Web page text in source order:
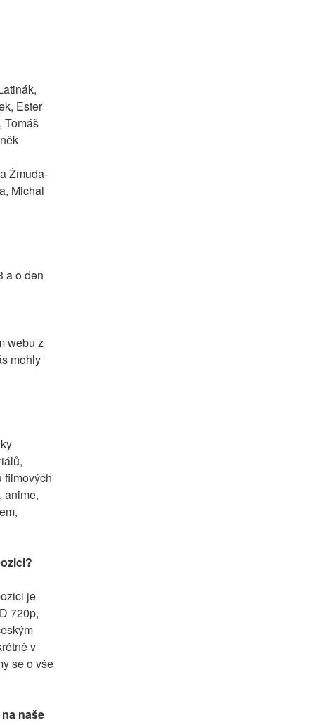
Ester
Tomáš
Żmuda-
Michal
a o den
webu z
mohly
filmových
anime,
je
720p,
v
se o vše
naše